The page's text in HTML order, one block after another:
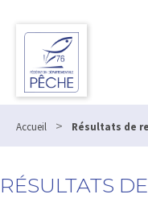
Accueil > Résultats de
RÉSULTATS